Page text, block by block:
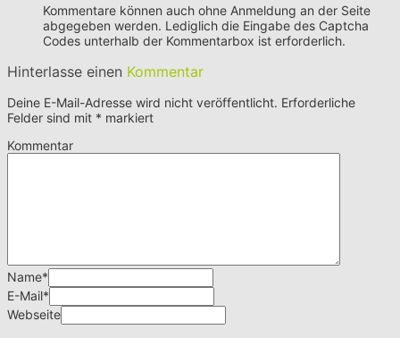
Kommentare können auch ohne Anmeldung an der Seite
abgegeben werden. Lediglich die Eingabe des Captcha
Codes unterhalb der Kommentarbox ist erforderlich.
Hinterlasse einen Kommentar
Deine E-Mail-Adresse wird nicht veröffentlicht. Erforderliche
Felder sind mit * markiert
Kommentar
Name*
E-Mail*
Webseite